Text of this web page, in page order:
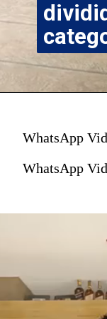
WhatsApp
WhatsApp